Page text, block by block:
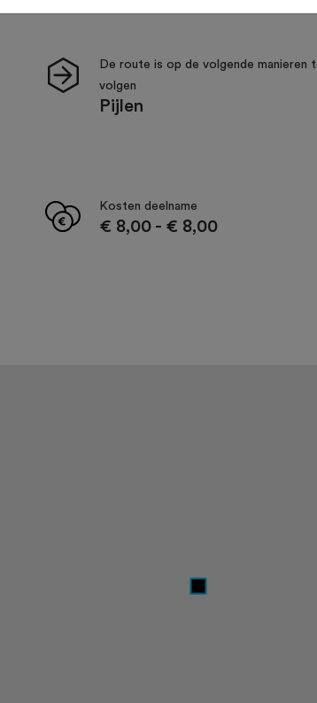
De route is op de volgende manieren
volgen
Pijlen
Kosten deelname
€ 8,00 - € 8,00